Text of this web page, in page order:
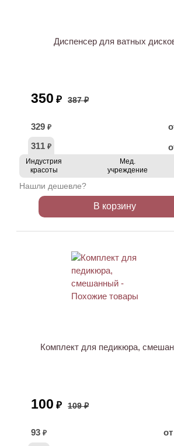
Диспенсер для ватных
350 ₽ 387 ₽
329 ₽
311 ₽
Индустрия
красоты
Мед.
учреждение
Нашли дешевле?
В корзину
Комплект для педикюра,
100 ₽ 109 ₽
93 ₽